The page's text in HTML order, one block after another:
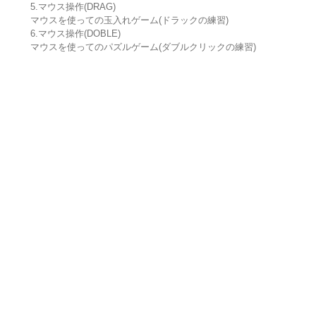
5.マウス操作(DRAG)
マウスを使っての玉入れゲーム(ドラックの練習)
6.マウス操作(DOBLE)
マウスを使ってのパズルゲーム(ダブルクリックの練習)